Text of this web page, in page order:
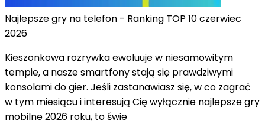
Najlepsze gry na telefon - Ranking TOP 10 czerwiec
2026
Kieszonkowa rozrywka ewoluuje w niesamowitym
tempie, a nasze smartfony stają się prawdziwymi
konsolami do gier. Jeśli zastanawiasz się, w co zagrać
w tym miesiącu i interesują Cię wyłącznie najlepsze gry
mobilne 2026 roku, to świe